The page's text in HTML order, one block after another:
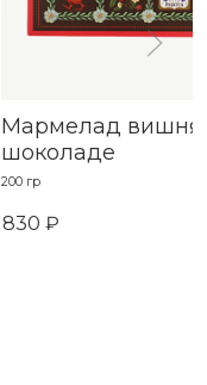
Мармелад вишня
шоколаде
200 гр
830 ₽